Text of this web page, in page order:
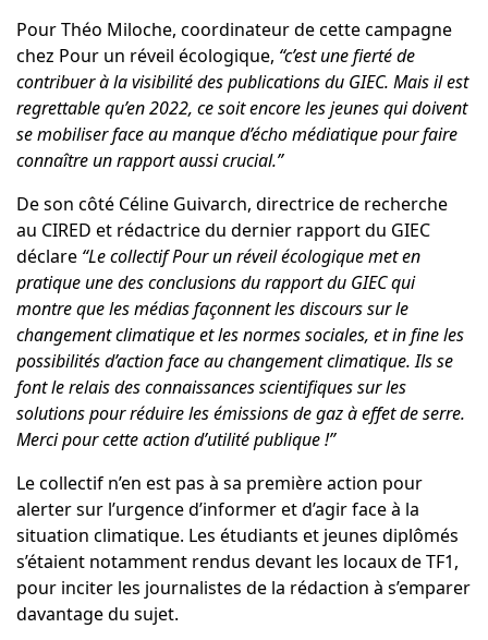
PourThéo Miloche, coordinateur de cette campagne
chez Pour un réveil écologique, “c’est une fierté de
contribuer à la visibilité des publications du GIEC. Mais il est
regrettable qu’en 2022, ce soit encore les jeunes qui doivent
se mobiliser face au manque d’écho médiatique pour faire
connaître un rapport aussi crucial.”
De son côté Céline Guivarch, directrice de recherche
au CIRED et rédactrice du dernier rapport du GIEC
déclare “Le collectif Pour un réveil écologique met en
pratique une des conclusions du rapport du GIEC qui
montre que les médias façonnent les discours sur le
changement climatique et les normes sociales, et in fine les
possibilités d’action face au changement climatique. Ils se
font le relais des connaissances scientifiques sur les
solutions pour réduire les émissions de gaz à effet de serre.
Merci pour cette action d’utilité publique !”
Le collectif n’en est pas à sa première action pour
alerter sur l’urgence d’informer et d’agir face à la
situation climatique. Les étudiants et jeunes diplômés
s’étaient notamment rendus devant les locaux de TF1,
pour inciter les journalistes de la rédaction à s’emparer
davantage du sujet.